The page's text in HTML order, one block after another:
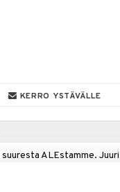
KERRO YSTÄVÄLLE
ALEstamme. Juuri